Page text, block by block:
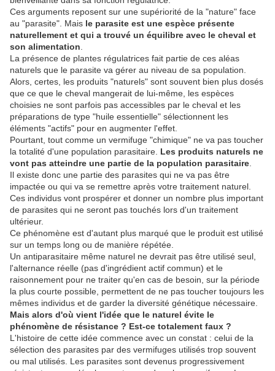
Ces arguments reposent sur une supériorité de la "nature" face
au "parasite". Mais le parasite est une espèce présente
naturellement et qui a trouvé un équilibre avec le cheval et
son alimentation
La présence de plantes régulatrices fait partie de ces aléas
naturels que le parasite va gérer au niveau de sa population.
Alors, certes, les produits "naturels" sont souvent bien plus dosés
que ce que le cheval mangerait de lui-même, les espèces
choisies ne sont parfois pas accessibles par le cheval et les
préparations de type "huile essentielle" sélectionnent les
éléments "actifs" pour en augmenter l'effet.
Pourtant, tout comme un vermifuge "chimique" ne va pas toucher
la totalité d'une population parasitaire. Les produits naturels ne
vont pas atteindre une partie de la population parasitaire
Il existe donc une partie des parasites qui ne va pas être
impactée ou qui va se remettre après votre traitement naturel.
Ces individus vont prospérer et donner un nombre plus important
de parasites qui ne seront pas touchés lors d'un traitement
ultérieur.
Ce phénomène est d'autant plus marqué que le produit est utilisé
sur un temps long ou de manière répétée.
Un antiparasitaire même naturel ne devrait pas être utilisé seul,
l'alternance réelle (pas d'ingrédient actif commun) et le
raisonnement pour ne traiter qu'en cas de besoin, sur la période
la plus courte possible, permettent de ne pas toucher toujours les
mêmes individus et de garder la diversité génétique nécessaire.
Mais alors d'où vient l'idée que le naturel évite le
phénomène de résistance ? Est-ce totalement faux ?
L'histoire de cette idée commence avec un constat : celui de la
sélection des parasites par des vermifuges utilisés trop souvent
ou mal utilisés. Les parasites sont devenus progressivement